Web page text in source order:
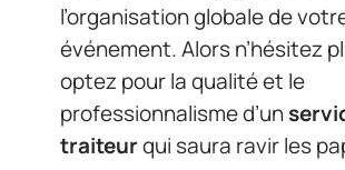
l’organisation globale de
événement. Alors n’hésitez
optez pour la qualité et le
professionnalisme d’un
traiteurqui saura ravir les